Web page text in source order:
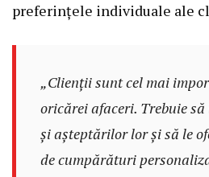
preferințele individuale ale
„Clienții sunt cel mai
oricărei afaceri. Trebuie să
și așteptărilor lor și să le
de cumpărături